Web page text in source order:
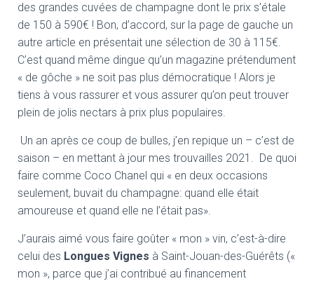
des grandes cuvées de champagne dont le prix s’étale
de 150 à 590€ ! Bon, d’accord, sur la page de gauche un
autre article en présentait une sélection de 30 à 115€.
C’est quand même dingue qu’un magazine prétendument
« de gôche » ne soit pas plus démocratique ! Alors je
tiens à vous rassurer et vous assurer qu’on peut trouver
plein de jolis nectars à prix plus populaires.
Un an après ce coup de bulles, j’en repique un – c’est de
saison – en mettant à jour mes trouvailles 2021. De quoi
faire comme Coco Chanel qui « en deux occasions
seulement, buvait du champagne: quand elle était
amoureuse et quand elle ne l’était pas».
J’aurais aimé vous faire goûter « mon » vin, c’est-à-dire
celui des Longues Vignes à Saint-Jouan-des-Guérêts («
mon », parce que j’ai contribué au financement